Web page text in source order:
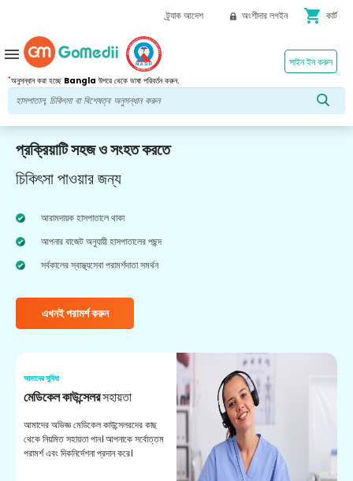
ট্র্যাক আদেশ অংশীদার লগইন shopping_cart কার্ট
*অনুসন্ধান করা হচ্ছে Bangla উপরে থেকে ভাষা পরিবর্তন করুন.
সাইন ইন করুন
menu
প্রক্রিয়াটি সহজ ও সংহত করতে
চিকিৎসা পাওয়ার জন্য
আরামদায়ক হাসপাতালে থাকা
আপনার বাজেট অনুযায়ী হাসপাতালের পছন্দ
সর্বকালের স্বাস্থ্যসেবা পরামর্শদাতা সমর্থন
এখনই পরামর্শ করুন
আমাদের সুবিধা
মেডিকেল কাউন্সেলরসহায়তা
আমাদের অভিজ্ঞ মেডিকেল কাউন্সেলরদের কাছ
থেকে নিয়মিত সহায়তা পান। আপনাকে সর্বোত্তম
পরামর্শ এবং দিকনির্দেশনা প্রদান করে।